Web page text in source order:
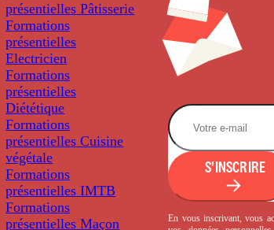
présentielles Pâtisserie
Formations
présentielles
Electricien
Formations
présentielles
Diététique
Formations
présentielles Cuisine
végétale
Formations
présentielles IMTB
Formations
présentielles Maçon
S'INSCRIRE
En vous inscrivant, vous